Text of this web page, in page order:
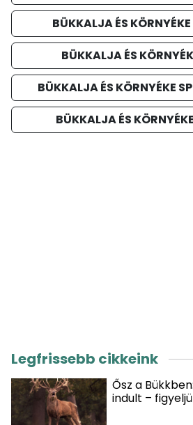
BÜKKALJA ÉS
BÜKKALJA ÉS
BÜKKALJA ÉS KÖRNYÉKE
BÜKKALJA ÉS
Legfrissebb cikkeink
Ősz a
indult –